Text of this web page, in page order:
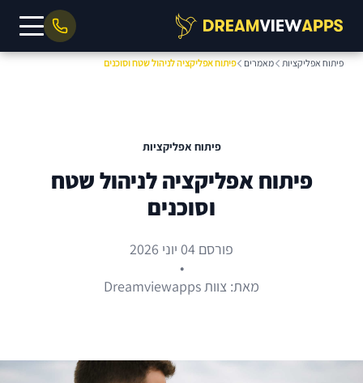
פיתוח אפליקציות מאמרים פיתוח אפליקציה לניהול שטח וסוכנים
פיתוח אפליקציות
פיתוח אפליקציה לניהול שטח
וסוכנים
פורסם 04 יוני 2026
•
מאת: צוות Dreamviewapps